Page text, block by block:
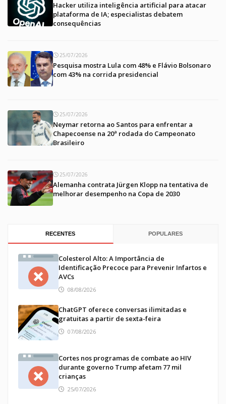
Hacker utiliza inteligência artificial para atacar
plataforma de IA; especialistas debatem
consequências
25/07/2026
Pesquisa mostra Lula com 48% e Flávio Bolsonaro
com 43% na corrida presidencial
25/07/2026
Neymar retorna ao Santos para enfrentar a
Chapecoense na 20ª rodada do Campeonato
Brasileiro
25/07/2026
Alemanha contrata Jürgen Klopp na tentativa de
melhorar desempenho na Copa de 2030
RECENTES POPULARES
Colesterol Alto: A Importância de
Identificação Precoce para Prevenir Infartos e
AVCs
08/08/2026
ChatGPT oferece conversas ilimitadas e
gratuitas a partir de sexta-feira
07/08/2026
Cortes nos programas de combate ao HIV
durante governo Trump afetam 77 mil
crianças
25/07/2026